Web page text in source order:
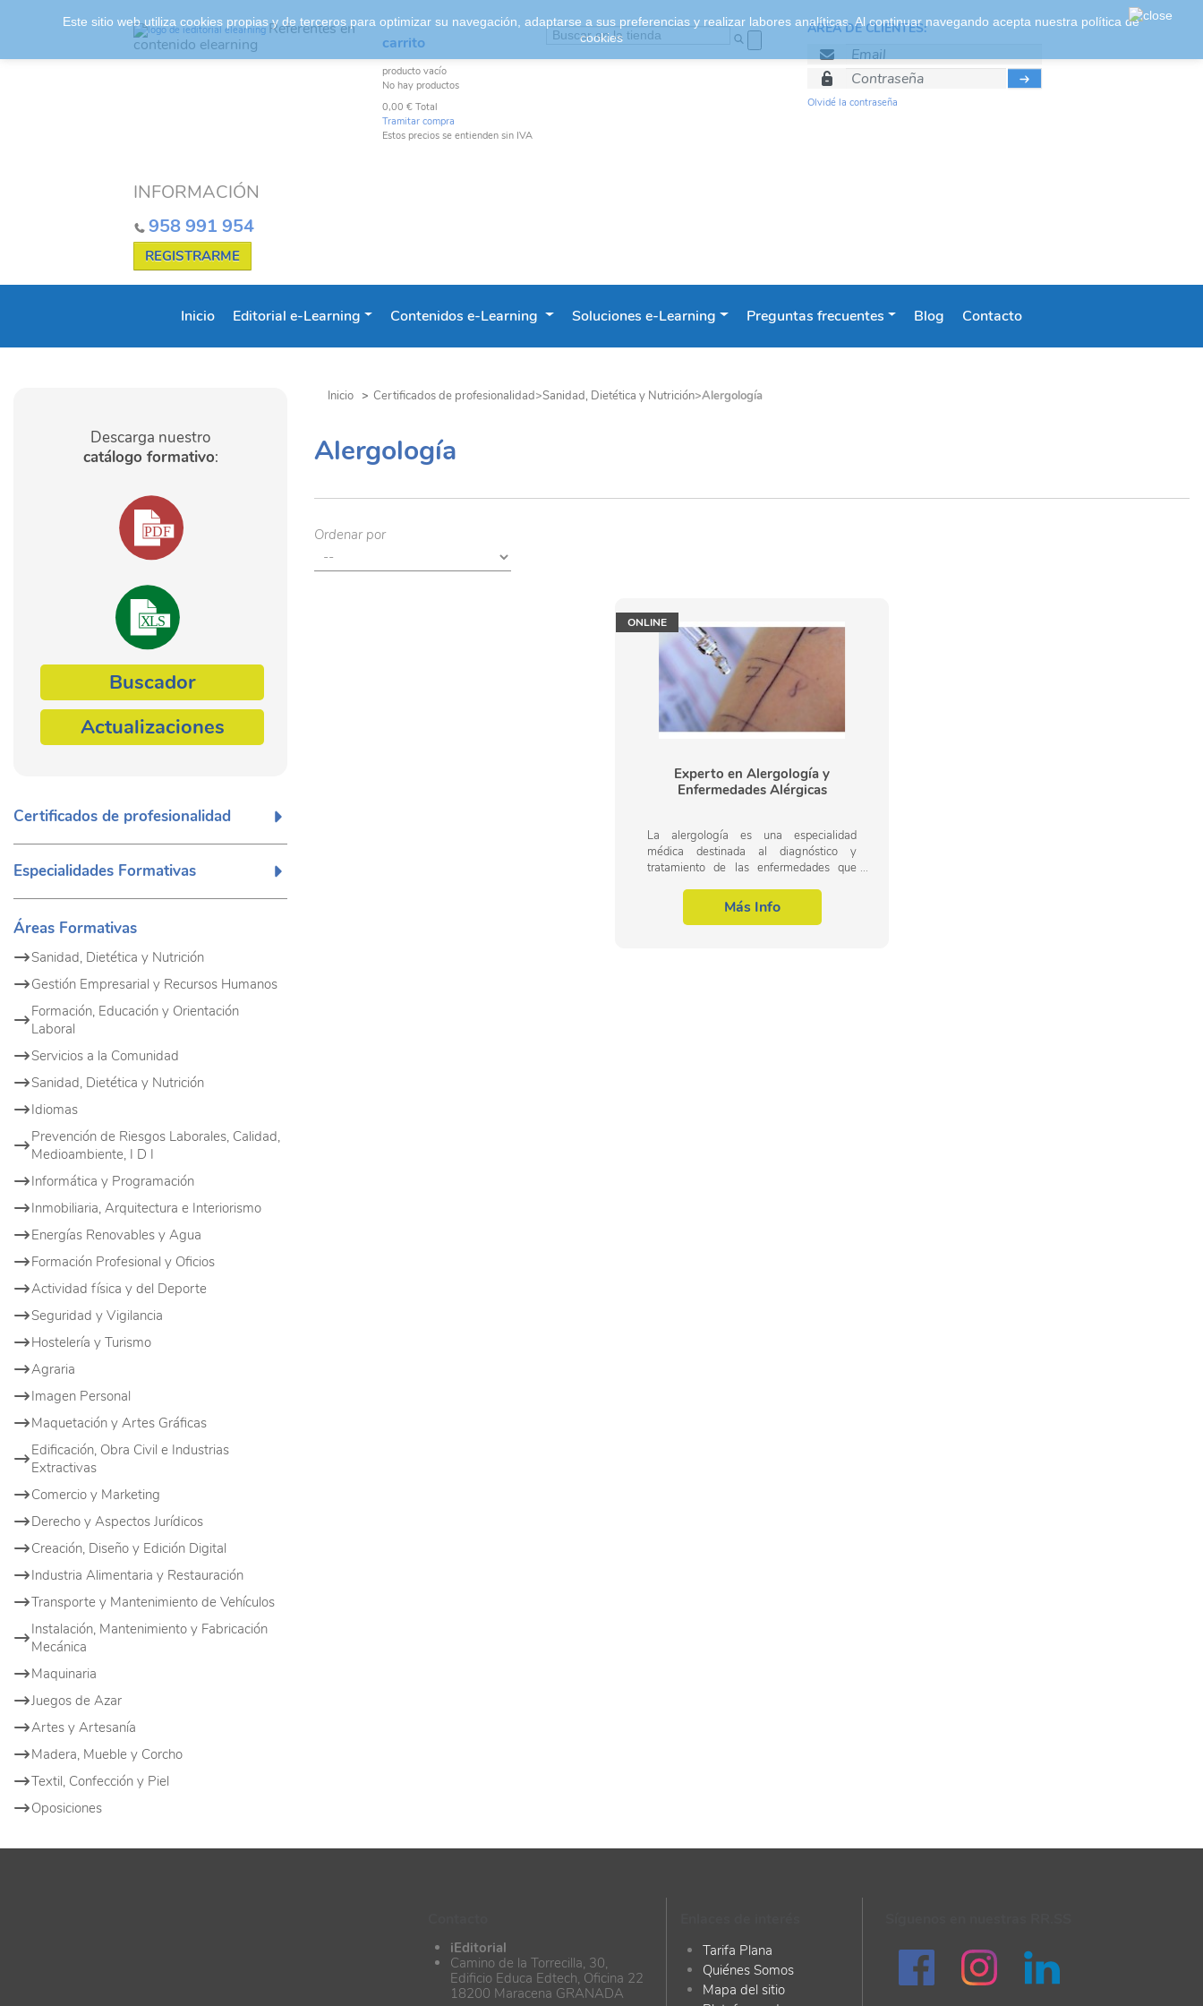
Referentes en
contenido elearning
carrito
producto vacío
No hay productos
0,00 € Total
Tramitar compra
Estos precios se entienden sin IVA
ÁREA DE CLIENTES:
Olvidé la contraseña
INFORMACIÓN
958 991 954
REGISTRARME
Inicio Editorial e-Learning Contenidos e-Learning Soluciones e-Learning Preguntas frecuentes Blog Contacto
Descarga nuestro
catálogo formativo:
Buscador
Actualizaciones
Certificados de profesionalidad
Especialidades Formativas
Áreas Formativas
Sanidad, Dietética y Nutrición
Gestión Empresarial y Recursos Humanos
Formación, Educación y Orientación
Laboral
Servicios a la Comunidad
Sanidad, Dietética y Nutrición
Idiomas
Prevención de Riesgos Laborales, Calidad,
Medioambiente, I D I
Informática y Programación
Inmobiliaria, Arquitectura e Interiorismo
Energías Renovables y Agua
Formación Profesional y Oficios
Actividad física y del Deporte
Seguridad y Vigilancia
Hostelería y Turismo
Agraria
Imagen Personal
Maquetación y Artes Gráficas
Edificación, Obra Civil e Industrias
Extractivas
Comercio y Marketing
Derecho y Aspectos Jurídicos
Creación, Diseño y Edición Digital
Industria Alimentaria y Restauración
Transporte y Mantenimiento de Vehículos
Instalación, Mantenimiento y Fabricación
Mecánica
Maquinaria
Juegos de Azar
Artes y Artesanía
Madera, Mueble y Corcho
Textil, Confección y Piel
Oposiciones
Inicio > Certificados de profesionalidad>Sanidad, Dietética y Nutrición>Alergología
Alergología
Ordenar por
ONLINE
Experto en Alergología y
Enfermedades Alérgicas
La alergología es una especialidad
médica destinada al diagnóstico y
tratamiento de las enfermedades que
alergias de tipo cutáneo, respiratorio, a
Más Info
iEditorial
Camino de la Torrecilla, 30,
Edificio Educa Edtech, Oficina 22
18200 Maracena GRANADA
Tarifa Plana
Quiénes Somos
Mapa del sitio
Este sitio web utiliza cookies propias y de terceros para optimizar su navegación, adaptarse a sus preferencias y realizar labores analíticas. Al continuar navegando acepta nuestra política de
cookies